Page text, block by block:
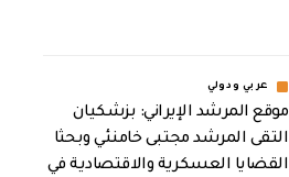
عربي ودولي
موقع المرشد الإيراني: بزشكيان
التقى المرشد مجتبى خامنئي وبحثا
القضايا العسكرية والاقتصادية في